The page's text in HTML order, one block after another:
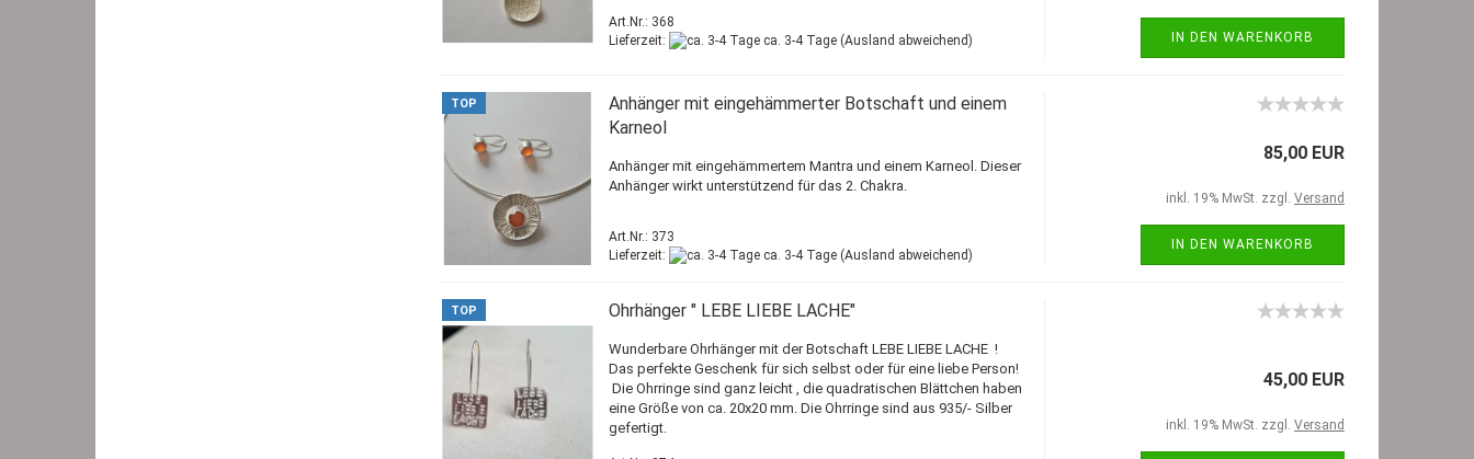
Art.Nr.: 368
Lieferzeit:
ca. 3-4 Tage (Ausland abweichend) IN DEN WARENKORB
TOP
Anhänger mit eingehämmerter Botschaft und einem
Karneol
Anhänger mit eingehämmertem Mantra und einem Karneol. Dieser
Anhänger wirkt unterstützend für das 2. Chakra.
Art.Nr.: 373
Lieferzeit:
ca. 3-4 Tage (Ausland abweichend)
85,00 EUR
inkl. 19% MwSt. zzgl. Versand
IN DEN WARENKORB
TOP Ohrhänger " LEBE LIEBE LACHE"
Wunderbare Ohrhänger mit der Botschaft LEBE LIEBE LACHE !
Das perfekte Geschenk für sich selbst oder für eine liebe Person!
Die Ohrringe sind ganz leicht , die quadratischen Blättchen haben
eine Größe von ca. 20x20 mm. Die Ohrringe sind aus 935/- Silber
gefertigt.
45,00 EUR
inkl. 19% MwSt. zzgl. Versand